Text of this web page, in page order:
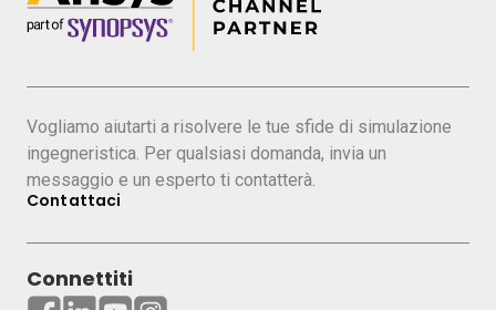
Vogliamo aiutarti a risolvere le tue sfide di simulazione
ingegneristica. Per qualsiasi domanda, invia un
messaggio e un esperto ti contatterà.
Contattaci
Connettiti